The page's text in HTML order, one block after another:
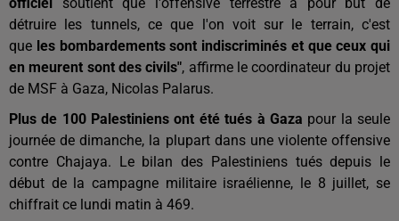
détruire les tunnels, ce que l'on voit sur le terrain, c'est
que les bombardements sont indiscriminés et que ceux qui
en meurent sont des civils", affirme le coordinateur du projet
de MSF à Gaza, Nicolas Palarus.
Plus de 100 Palestiniens ont été tués à Gaza pour la seule
journée de dimanche, la plupart dans une violente offensive
contre Chajaya. Le bilan des Palestiniens tués depuis le
début de la campagne militaire israélienne, le 8 juillet, se
chiffrait ce lundi matin à 469.